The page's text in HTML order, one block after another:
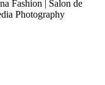
Fashion | Salon de
Photography